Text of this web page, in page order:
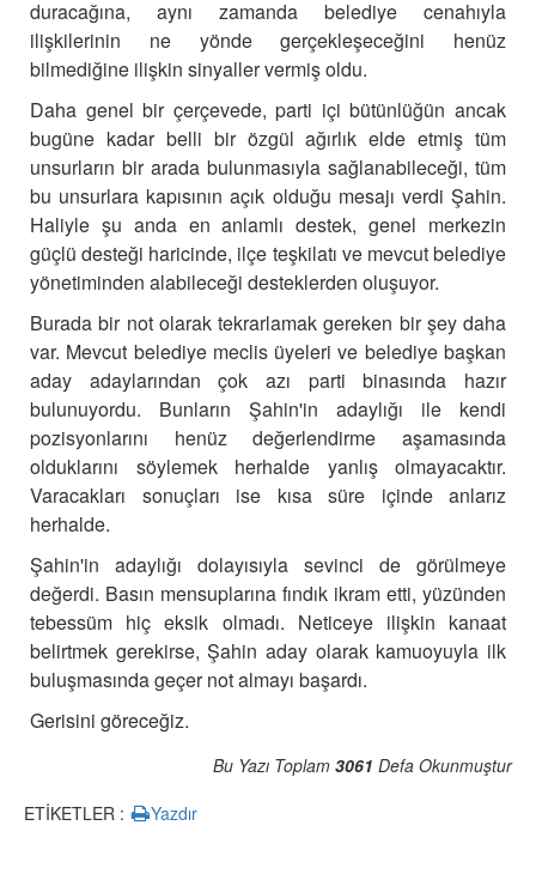
duracağına, aynı zamanda belediye cenahıyla
ilişkilerinin ne yönde gerçekleşeceğini henüz
bilmediğine ilişkin sinyaller vermiş oldu.
Daha genel bir çerçevede, parti içi bütünlüğün ancak
bugüne kadar belli bir özgül ağırlık elde etmiş tüm
unsurların bir arada bulunmasıyla sağlanabileceği, tüm
bu unsurlara kapısının açık olduğu mesajı verdi Şahin.
Haliyle şu anda en anlamlı destek, genel merkezin
güçlü desteği haricinde, ilçe teşkilatı ve mevcut belediye
yönetiminden alabileceği desteklerden oluşuyor.
Burada bir not olarak tekrarlamak gereken bir şey daha
var. Mevcut belediye meclis üyeleri ve belediye başkan
aday adaylarından çok azı parti binasında hazır
bulunuyordu. Bunların Şahin'in adaylığı ile kendi
pozisyonlarını henüz değerlendirme aşamasında
olduklarını söylemek herhalde yanlış olmayacaktır.
Varacakları sonuçları ise kısa süre içinde anlarız
herhalde.
Şahin'in adaylığı dolayısıyla sevinci de görülmeye
değerdi. Basın mensuplarına fındık ikram etti, yüzünden
tebessüm hiç eksik olmadı. Neticeye ilişkin kanaat
belirtmek gerekirse, Şahin aday olarak kamuoyuyla ilk
buluşmasında geçer not almayı başardı.
Gerisini göreceğiz.
Bu Yazı Toplam 3061 Defa Okunmuştur
ETİKETLER :
Yazdır